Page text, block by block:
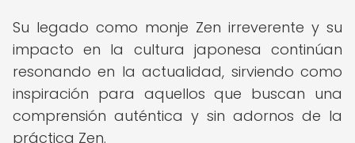
Su legado como monje Zen irreverente y su
impacto en la cultura japonesa continúan
resonando en la actualidad, sirviendo como
inspiración para aquellos que buscan una
comprensión auténtica y sin adornos de la
práctica Zen.